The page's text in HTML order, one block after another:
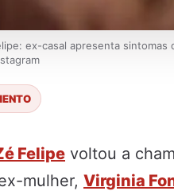
ex-casal apresenta
Felipe voltou a
mulher, Virginia